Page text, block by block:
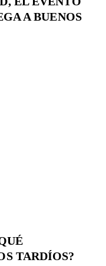
A BUENOS
TARDÍOS?